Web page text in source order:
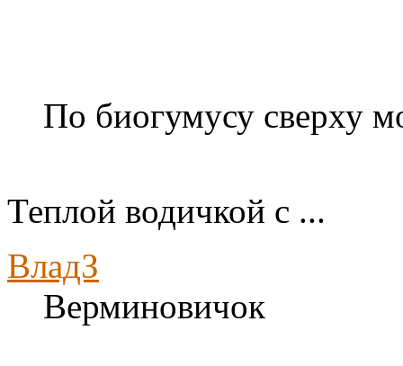
По биогумусу сверху
Теплой водичкой с ...
ВладЗ
Верминовичок